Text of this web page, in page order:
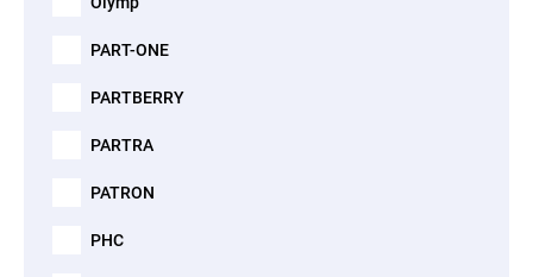
PART-ONE
PARTBERRY
PARTRA
PATRON
PHC